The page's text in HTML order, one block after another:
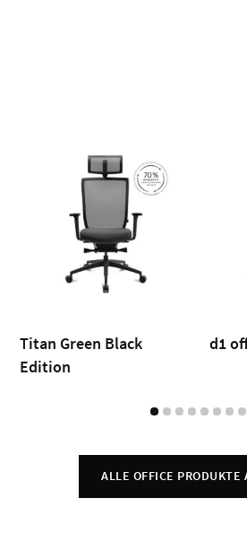
Titan Green Black
Edition
d1
ALLE OFFICE PRODUKTE